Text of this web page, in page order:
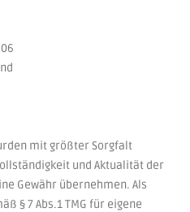
mit größter Sorgfalt
und Aktualität der
Gewähr übernehmen. Als
§ 7 Abs.1 TMG für eigene